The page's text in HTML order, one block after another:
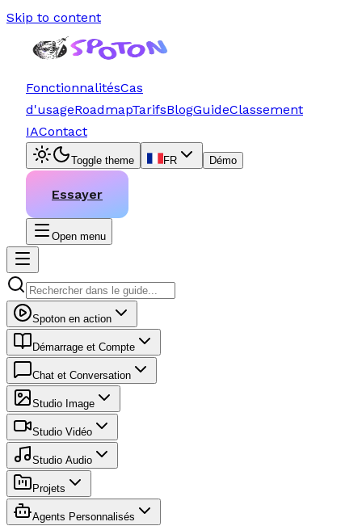
Skip to content
FonctionnalitésCas
d'usageRoadmapTarifsBlogGuideClassement
IAContact
Toggle theme FR Démo
Essayer
Open menu
Spoton en action
Démarrage et Compte
Chat et Conversation
Studio Image
Studio Vidéo
Studio Audio
Projets
Agents Personnalisés